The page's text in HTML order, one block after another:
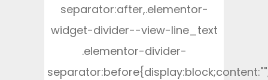
separator:after,.elementor-
widget-divider--view-line_text
.elementor-divider-